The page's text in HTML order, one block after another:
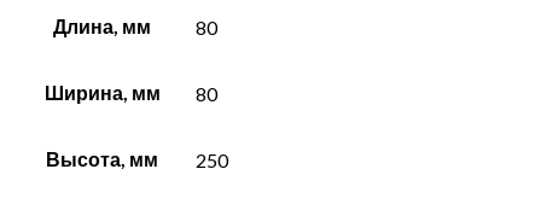
Длина, мм 80
Ширина, мм 80
Высота, мм 250